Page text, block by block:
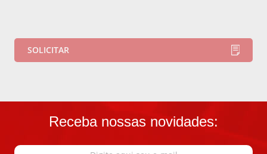
Receba nossas novidades: